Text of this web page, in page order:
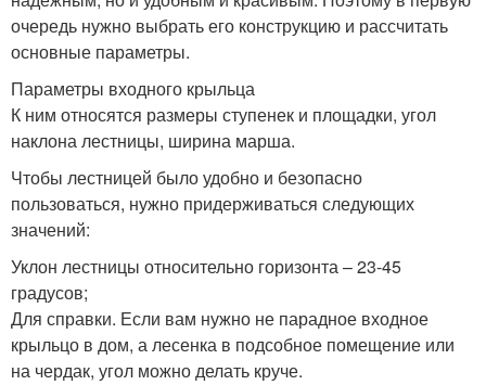
очередь нужно выбрать его конструкцию и рассчитать
основные параметры.
Параметры входного крыльца
К ним относятся размеры ступенек и площадки, угол
наклона лестницы, ширина марша.
Чтобы лестницей было удобно и безопасно
пользоваться, нужно придерживаться следующих
значений:
Уклон лестницы относительно горизонта – 23-45
градусов;
Для справки. Если вам нужно не парадное входное
крыльцо в дом, а лесенка в подсобное помещение или
на чердак, угол можно делать круче.